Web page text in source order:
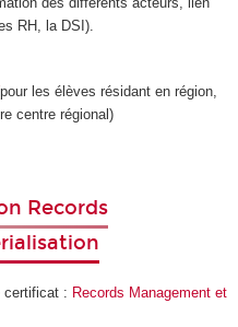
RH, la DSI).
pour les élèves résidant en région,
centre régional)
Records
certificat : Records Management et